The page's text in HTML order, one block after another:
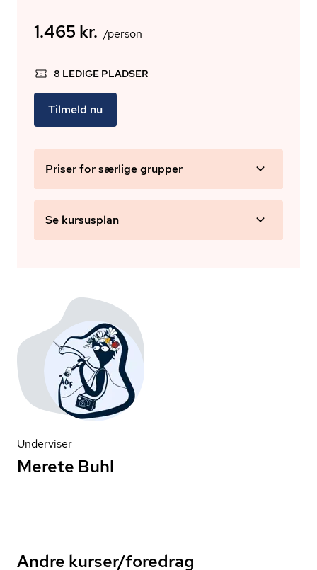
1.465 kr. /person
8 LEDIGE PLADSER
Tilmeld nu
Priser for særlige grupper
Se kursusplan
Underviser
Merete Buhl
Andre kurser/foredrag